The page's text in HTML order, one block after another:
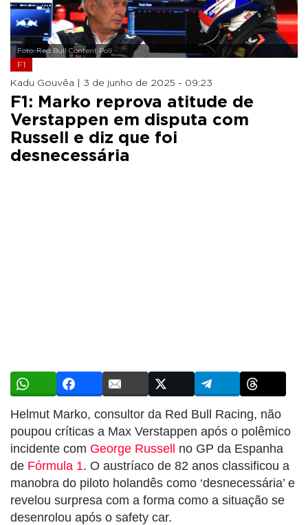
Foto: Red Bull Content Poll
F1
Kadu Gouvêa | 3 de junho de 2025 - 09:23
F1: Marko reprova atitude de
Verstappen em disputa com
Russell e diz que foi
desnecessária
Helmut Marko, consultor da Red Bull Racing, não
poupou críticas a Max Verstappen após o polêmico
incidente com George Russell no GP da Espanha
de Fórmula 1. O austríaco de 82 anos classificou a
manobra do piloto holandês como ‘desnecessária’ e
revelou surpresa com a forma como a situação se
desenrolou após o safety car.